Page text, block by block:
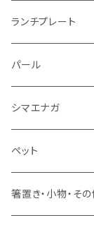
マグカップ（小）
湯のみ
ミニカップ
ランチプレート
パール
シマエナガ
ペット
箸置き・小物・そ